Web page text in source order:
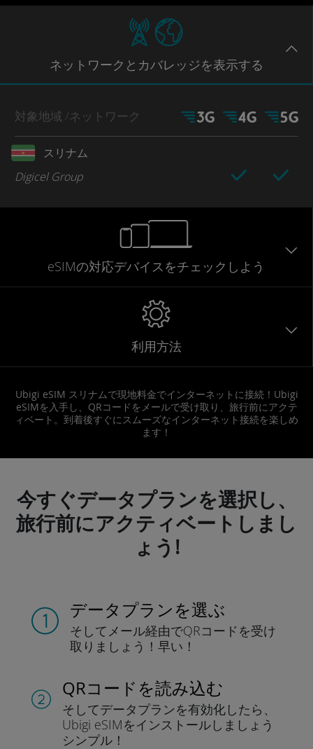
ネットワークとカバレッジを表示する
対象地域 /ネットワーク
スリナム
Digicel Group
eSIMの対応デバイスをチェックしよう
利用方法
Ubigi eSIM スリナムで現地料金でインターネットに接続！Ubigi
eSIMを入手し、QRコードをメールで受け取り、旅行前にアクテ
ィベート。到着後すぐにスムーズなインターネット接続を楽しめ
ます！
今すぐデータプランを選択し、
旅行前にアクティベートしまし
ょう!
データプランを選ぶ
そしてメール経由でQRコードを受け
取りましょう！早い！
QRコードを読み込む
そしてデータプランを有効化したら、
Ubigi eSIMをインストールしま しょう
シンプル！